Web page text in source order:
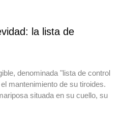
la lista de
denominada "lista de control
mantenimiento de su tiroides.
situada en su cuello, su